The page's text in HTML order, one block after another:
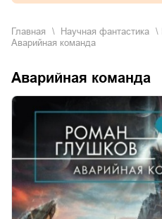
Главная научная фантастика
Аварийная команда
Аварийная команда